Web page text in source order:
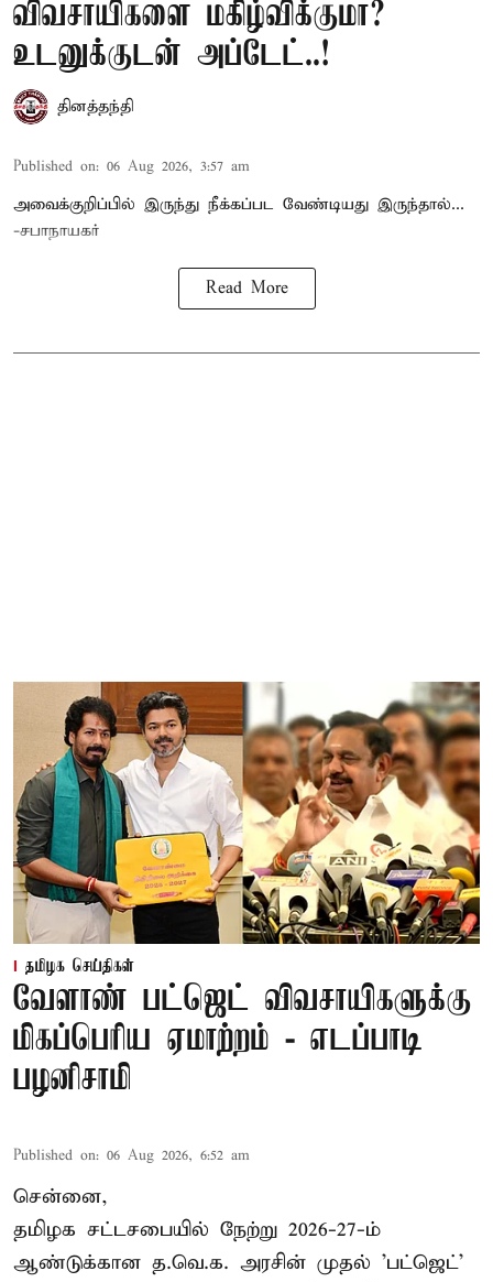
விவசாயிகளை மகிழ்விக்குமா?
உடனுக்குடன் அப்டேட்..!
தினத்தந்தி
Published on: 06 Aug 2026, 3:57 am
அவைக்குறிப்பில் இருந்து நீக்கப்பட வேண்டியது இருந்தால்...
-சபாநாயகர்
Read More
தமிழக செய்திகள்
வேளாண் பட்ஜெட் விவசாயிகளுக்கு
மிகப்பெரிய ஏமாற்றம் - எடப்பாடி
பழனிசாமி
Published on: 06 Aug 2026, 6:52 am
சென்னை,
தமிழக சட்டசபையில் நேற்று 2026-27-ம்
ஆண்டுக்கான த.வெ.க. அரசின் முதல் 'பட்ஜெட்'